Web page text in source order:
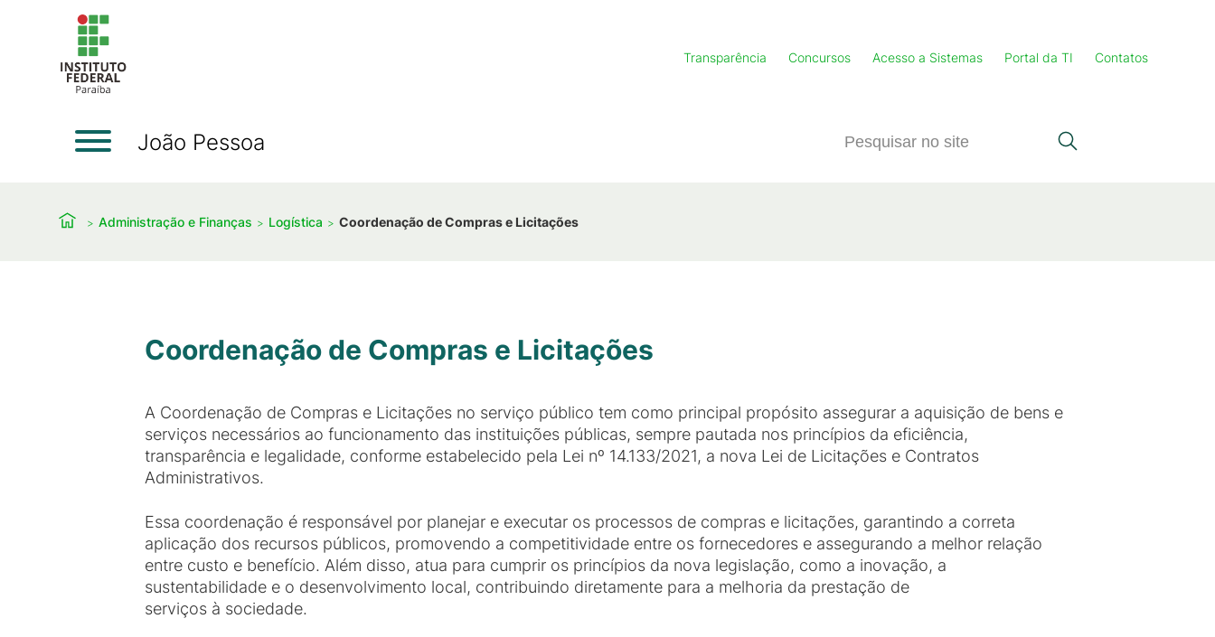
Transparência Concursos Acesso a Sistemas Portal da TI Contatos
João Pessoa
Administração e Finanças Logística Coordenação de Compras e Licitações
Coordenação de Compras e Licitações
A Coordenação de Compras e Licitações no serviço público tem como principal propósito assegurar a aquisição de bens e
serviços necessários ao funcionamento das instituições públicas, sempre pautada nos princípios da eficiência,
transparência e legalidade, conforme estabelecido pela Lei nº 14.133/2021, a nova Lei de Licitações e Contratos
Administrativos.
Essa coordenação é responsável por planejar e executar os processos de compras e licitações, garantindo a correta
aplicação dos recursos públicos, promovendo a competitividade entre os fornecedores e assegurando a melhor relação
entre custo e benefício. Além disso, atua para cumprir os princípios da nova legislação, como a inovação, a
sustentabilidade e o desenvolvimento local, contribuindo diretamente para a melhoria da prestação de
serviços à sociedade.